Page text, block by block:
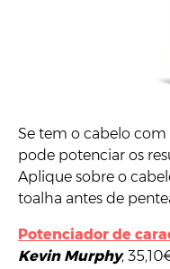
Se tem o cabelo com
pode potenciar os
Aplique sobre o
toalha antes de
Potenciador de
Kevin Murphy,